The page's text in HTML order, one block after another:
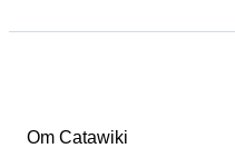
Om Catawiki